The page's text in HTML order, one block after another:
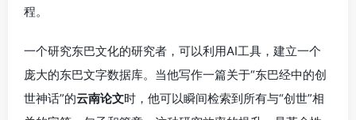
程。
一个研究东巴文化的研究者，可以利用AI工具，建立一个
庞大的东巴文字数据库。当他写作一篇关于“东巴经中的创
世神话”的云南论文时，他可以瞬间检索到所有与“创世”相